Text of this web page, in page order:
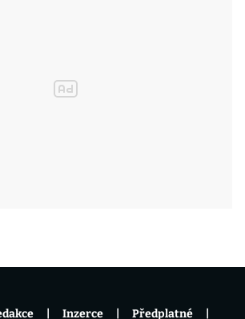
Inzerce Předplatné